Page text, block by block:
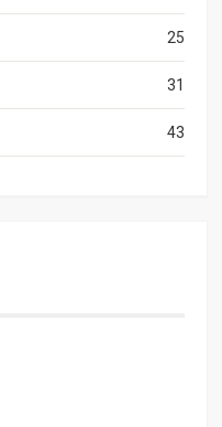
25
31
43